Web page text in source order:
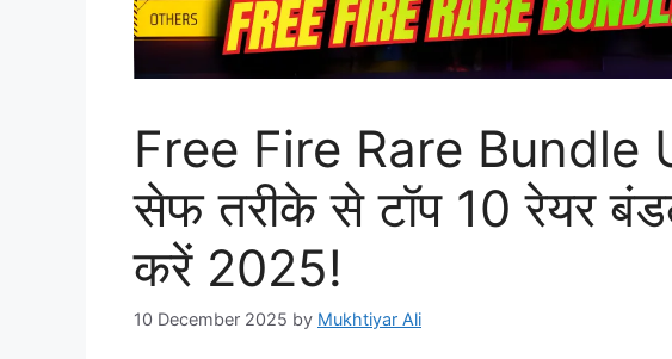
Free Fire Rare
सेफ तरीके से टॉप 10 रेयर
करें 2025!
10 December 2025 by Mukhtiyar Ali